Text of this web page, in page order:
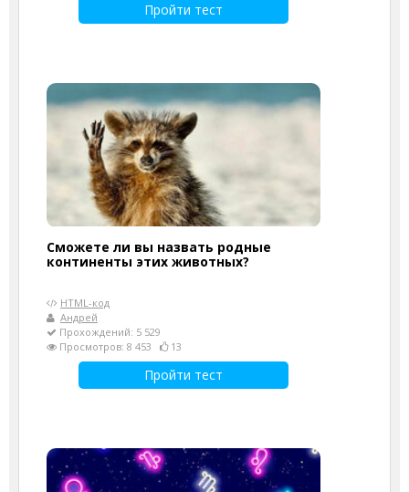
Пройти тест
Сможете ли вы назвать родные
континенты этих животных?
HTML-код
Андрей
Прохождений: 5 529
Просмотров: 8 453
13
Пройти тест